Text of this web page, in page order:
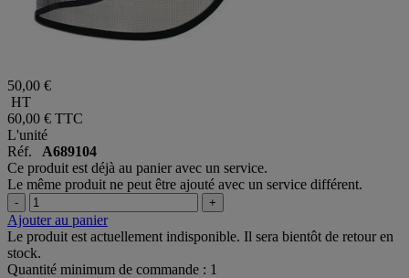
50,00 €
HT
60,00 € TTC
L'unité
Réf. A689104
Ce produit est déjà au panier avec un service.
Le même produit ne peut être ajouté avec un service différent.
- +
Ajouter au panier
Le produit est actuellement indisponible. Il sera bientôt de retour en
stock.
Quantité minimum de commande : 1